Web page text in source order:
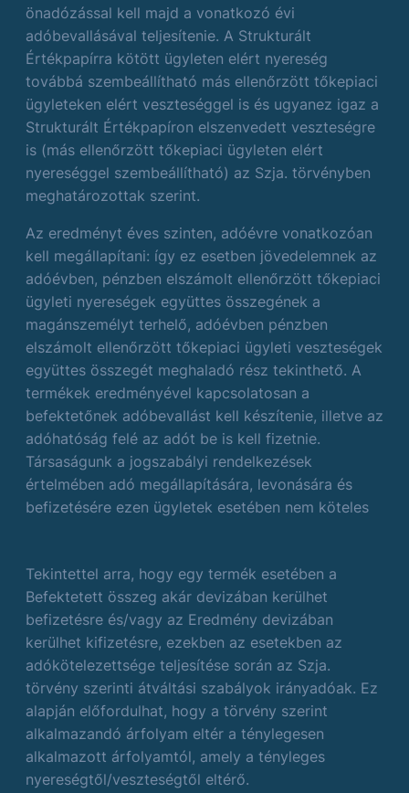
önadózással kell majd a vonatkozó évi
adóbevallásával teljesítenie. A Strukturált
Értékpapírra kötött ügyleten elért nyereség
továbbá szembeállítható más ellenőrzött tőkepiaci
ügyleteken elért veszteséggel is és ugyanez igaz a
Strukturált Értékpapíron elszenvedett veszteségre
is (más ellenőrzött tőkepiaci ügyleten elért
nyereséggel szembeállítható) az Szja. törvényben
meghatározottak szerint.
Az eredményt éves szinten, adóévre vonatkozóan
kell megállapítani: így ez esetben jövedelemnek az
adóévben, pénzben elszámolt ellenőrzött tőkepiaci
ügyleti nyereségek együttes összegének a
magánszemélyt terhelő, adóévben pénzben
elszámolt ellenőrzött tőkepiaci ügyleti veszteségek
együttes összegét meghaladó rész tekinthető. A
termékek eredményével kapcsolatosan a
befektetőnek adóbevallást kell készítenie, illetve az
adóhatóság felé az adót be is kell fizetnie.
Társaságunk a jogszabályi rendelkezések
értelmében adó megállapítására, levonására és
befizetésére ezen ügyletek esetében nem köteles
Tekintettel arra, hogy egy termék esetében a
Befektetett összeg akár devizában kerülhet
befizetésre és/vagy az Eredmény devizában
kerülhet kifizetésre, ezekben az esetekben az
adókötelezettsége teljesítése során az Szja.
törvény szerinti átváltási szabályok irányadóak. Ez
alapján előfordulhat, hogy a törvény szerint
alkalmazandó árfolyam eltér a ténylegesen
alkalmazott árfolyamtól, amely a tényleges
nyereségtől/veszteségtől eltérő.